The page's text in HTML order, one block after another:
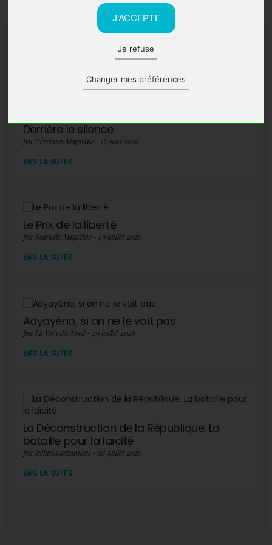
J'ACCEPTE
Je refuse
Changer mes préférences
A lire également
Derrière le silence
par Cévennes Magazine - 15 août 2026
LIRE LA SUITE
Le Prix de la liberté
par Scarlette Magazine - 29 juillet 2026
LIRE LA SUITE
Adyayéno, si on ne le voit pas
par La Voix du Nord - 29 juillet 2026
LIRE LA SUITE
La Déconstruction de la République. La
bataille pour la laïcité
par lectures.suzannees - 28 juillet 2026
LIRE LA SUITE